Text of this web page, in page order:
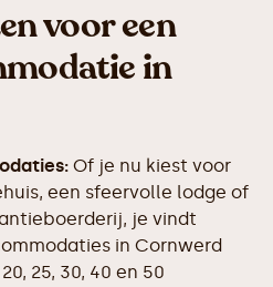
voor een
in
Of je nu kiest voor
een sfeervolle lodge of
je vindt
in Cornwerd
25, 30, 40 en 50